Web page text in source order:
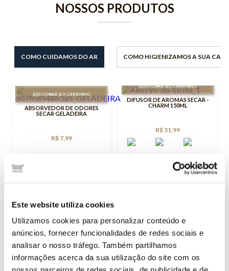
Este website utiliza cookies
Utilizamos cookies para personalizar conteúdo e
anúncios, fornecer funcionalidades de redes sociais e
analisar o nosso tráfego. Também partilhamos
informações acerca da sua utilização do site com os
NOSSOS PRODUTOS
COMO CUIDAMOS DO AR COMO HIGIENIZAMOS A SUA CASA
ADICIONAR AO CARRINHO
ABSORVEDOR DE ODORES
SECAR GELADEIRA
R$ 7,99
ADICIONAR AO CARRINHO
DIFUSOR DE AROMAS SECAR -
CHARM 150ML
R$ 31,99